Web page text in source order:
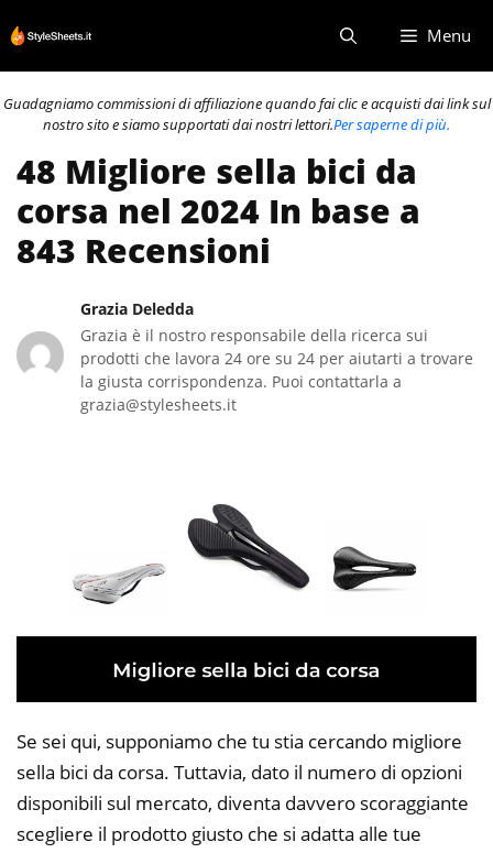
al
contenuto
Menu
Guadagniamo commissioni di affiliazione quando fai clic e acquisti dai link sul
nostro sito e siamo supportati dai nostri lettori.Per saperne di più.
48 Migliore sella bici da
corsa nel 2024 In base a
843 Recensioni
Grazia Deledda
Grazia è il nostro responsabile della ricerca sui
prodotti che lavora 24 ore su 24 per aiutarti a trovare
la giusta corrispondenza. Puoi contattarla a
grazia@stylesheets.it
Se sei qui, supponiamo che tu stia cercando migliore
sella bici da corsa. Tuttavia, dato il numero di opzioni
disponibili sul mercato, diventa davvero scoraggiante
scegliere il prodotto giusto che si adatta alle tue